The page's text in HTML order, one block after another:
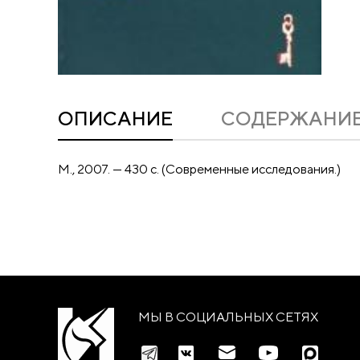
ОПИСАНИЕ
М., 2007. — 430 с. (Современные исследования.)
МЫ В СОЦИАЛЬНЫХ СЕТЯХ